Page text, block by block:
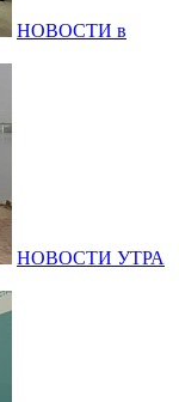
НОВОСТИ в
НОВОСТИ УТРА